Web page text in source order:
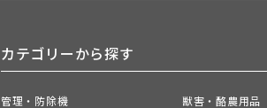
カテゴリーから探す
管理・防除機 獣害・酪農用品